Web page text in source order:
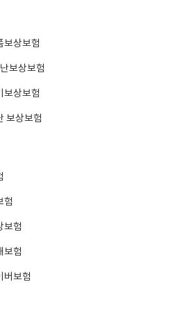
보상보험
보상보험
보상보험
보상보험
험
보험
보험
버보험